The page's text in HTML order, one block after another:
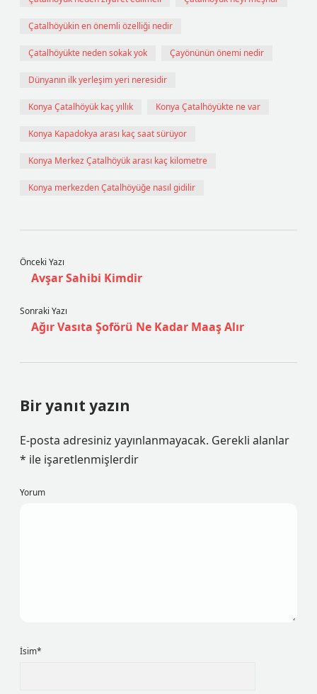
Çatalhöyükin en önemli özelliği nedir
Çatalhöyükte neden sokak yok Çayönünün önemi nedir
Dünyanın ilk yerleşim yeri neresidir
Konya Çatalhöyük kaç yıllık Konya Çatalhöyükte ne var
Konya Kapadokya arası kaç saat sürüyor
Konya Merkez Çatalhöyük arası kaç kilometre
Konya merkezden Çatalhöyüğe nasıl gidilir
Önceki Yazı
Avşar Sahibi Kimdir
Sonraki Yazı
Ağır Vasıta Şoförü Ne Kadar Maaş Alır
Bir yanıt yazın
E-posta adresiniz yayınlanmayacak. Gerekli alanlar
* ile işaretlenmişlerdir
Yorum
İsim*